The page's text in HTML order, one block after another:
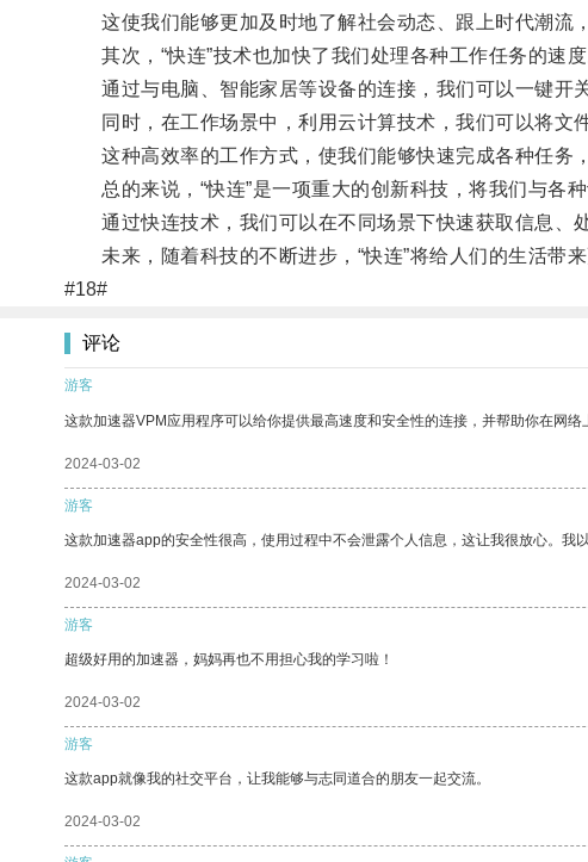
这使我们能够更加及时地了解社会动态、跟上时代潮流，
其次，“快连”技术也加快了我们处理各种工作任务的速度
通过与电脑、智能家居等设备的连接，我们可以一键开
同时，在工作场景中，利用云计算技术，我们可以将文
这种高效率的工作方式，使我们能够快速完成各种任务，
总的来说，“快连”是一项重大的创新科技，将我们与各种
通过快连技术，我们可以在不同场景下快速获取信息、处
未来，随着科技的不断进步，“快连”将给人们的生活带来
#18#
评论
游客
这款加速器VPM应用程序可以给你提供最高速度和安全性的连接，并帮助你在网络
2024-03-02
游客
这款加速器app的安全性很高，使用过程中不会泄露个人信息，这让我很放心。我
2024-03-02
游客
超级好用的加速器，妈妈再也不用担心我的学习啦！
2024-03-02
游客
这款app就像我的社交平台，让我能够与志同道合的朋友一起交流。
2024-03-02